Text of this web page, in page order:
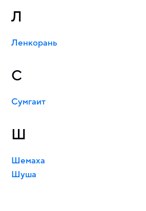
Л
Ленкорань
С
Сумгаит
Ш
Шемаха
Шуша